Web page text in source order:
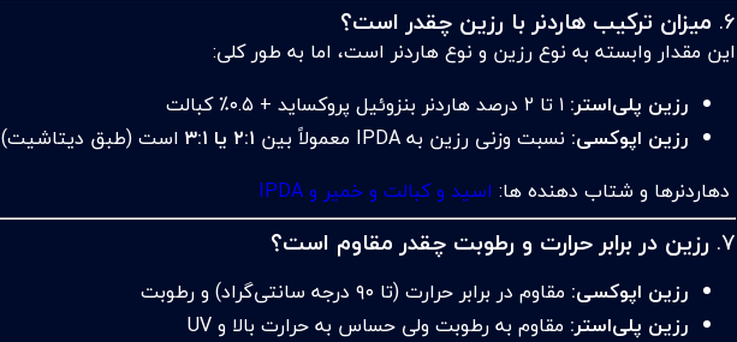
6. میزان ترکیب هاردنر با رزین چقدر است؟
این مقدار وابسته به نوع رزین و نوع هاردنر است، اما به طور کلی:
رزین پلی‌استر: ۱ تا ۲ درصد هاردنر بنزوئیل پروکساید + ۰.۵٪ کبالت
رزین اپوکسی: نسبت وزنی رزین به IPDA معمولاً بین ۲:۱ یا ۳:۱
است (طبق دیتاشیت)
دهاردنرها و شتاب دهنده ها: اسید و کبالت و خمیر و IPDA
7. رزین در برابر حرارت و رطوبت چقدر مقاوم است؟
رزین اپوکسی: مقاوم در برابر حرارت (تا ۹۰ درجه سانتی‌گراد) و رطوبت
رزین پلی‌استر: مقاوم به رطوبت ولی حساس به حرارت بالا و UV